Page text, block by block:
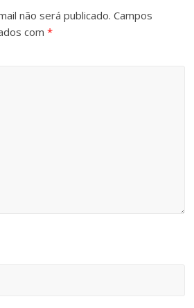
não será publicado. Campos
com*